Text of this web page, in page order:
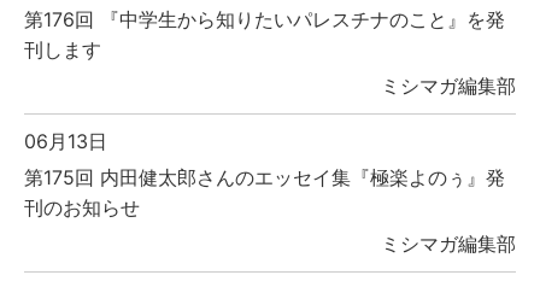
第176回 『中学生から知りたいパレスチナのこと』を発
刊します
ミシマガ編集部
06月13日
第175回 内田健太郎さんのエッセイ集『極楽よのぅ』発
刊のお知らせ
ミシマガ編集部